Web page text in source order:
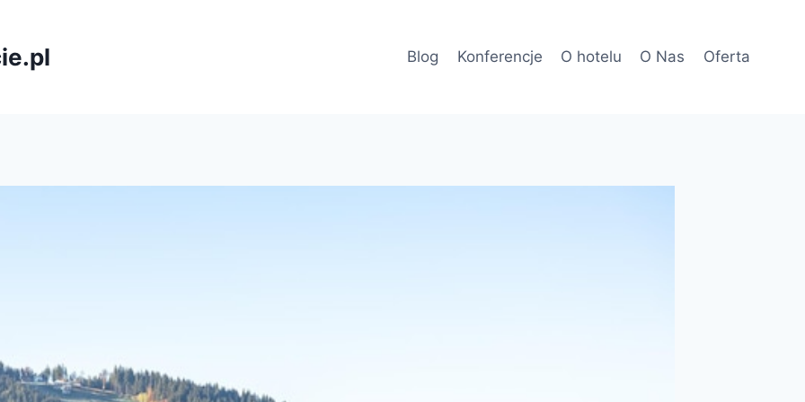
Blog Konferencje O hotelu O Nas Oferta